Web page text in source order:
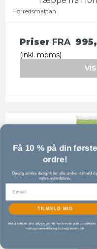
Horredsmattan
Priser FRA
(inkl. moms)
Få 10 % på din første
ordre!
Opdag unikke designs før alle andre - tilmeld
vores nyhedsbrev.
TILMELD MIG
Ved at indtaste dine oplysninger i denne formular giver du samtykke
modtage markedsføring fra designertorvet.dk